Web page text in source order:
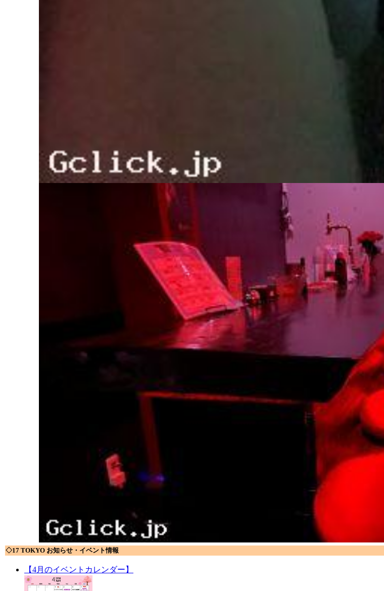
◇17 TOKYO お知らせ・イベント情報
【4月のイベントカレンダー】